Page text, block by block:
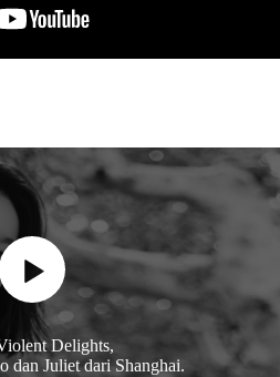
Delights,
dan Juliet dari Shanghai.